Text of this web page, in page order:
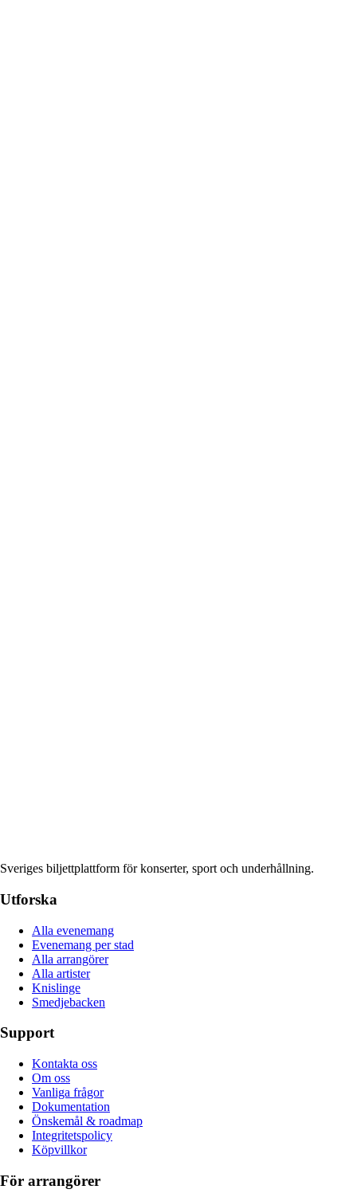
Sveriges biljettplattform för konserter, sport och underhållning.
Utforska
Alla evenemang
Evenemang per stad
Alla arrangörer
Alla artister
Knislinge
Smedjebacken
Support
Kontakta oss
Om oss
Vanliga frågor
Dokumentation
Önskemål & roadmap
Integritetspolicy
Köpvillkor
För arrangörer